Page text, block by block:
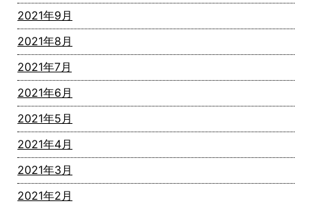
2021年9月
2021年8月
2021年7月
2021年6月
2021年5月
2021年4月
2021年3月
2021年2月